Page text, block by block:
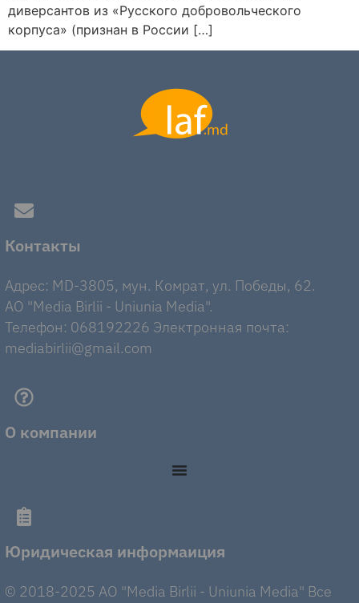
диверсантов из «Русского добровольческого
корпуса» (признан в России […]
Контакты
Адрес: MD-3805, мун. Комрат, ул. Победы, 62.
AO "Media Birlii - Uniunia Media".
Телефон: 068192226 Электронная почта:
mediabirlii@gmail.com
О компании
Юридическая информаиция
© 2018-2025 AO "Media Birlii - Uniunia Media" Все